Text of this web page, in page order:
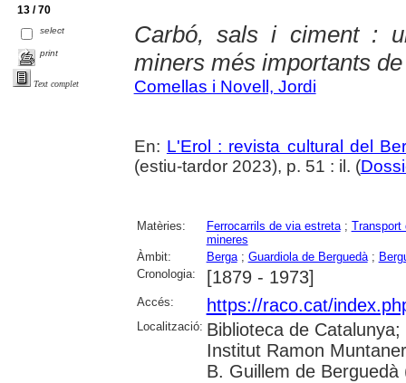
13 / 70
select
print
Text complet
Carbó, sals i ciment :
miners més importants
Comellas i Novell, Jordi
En: L'Erol : revista cultural del
(estiu-tardor 2023), p. 51 : il. (
Matèries: Ferrocarrils de via estreta; Transport
mineres
Àmbit:
Berga; Guardiola de Berguedà;
Cronologia:
[1879 - 1973]
Accés: https://raco.cat/
Localització: Biblioteca de
Institut Ramon
B. Guillem de Berguedà